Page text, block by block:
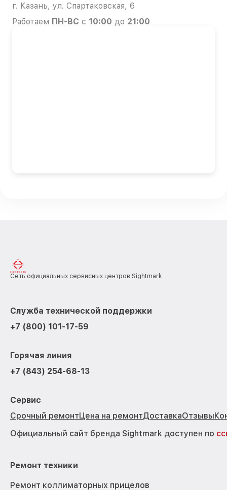
г. Казань, ул. Спартаковская, 6
Работаем ПН-ВС с 10:00 до 21:00
Сеть официальных сервисных центров Sightmark
Служба технической поддержки
+7 (800) 101-17-59
Горячая линия
+7 (843) 254-68-13
Сервис
Срочный ремонтЦена на ремонтДоставкаОтзывы
Официальный сайт бренда Sightmark доступен по
Ремонт техники
Ремонт коллиматорных прицелов